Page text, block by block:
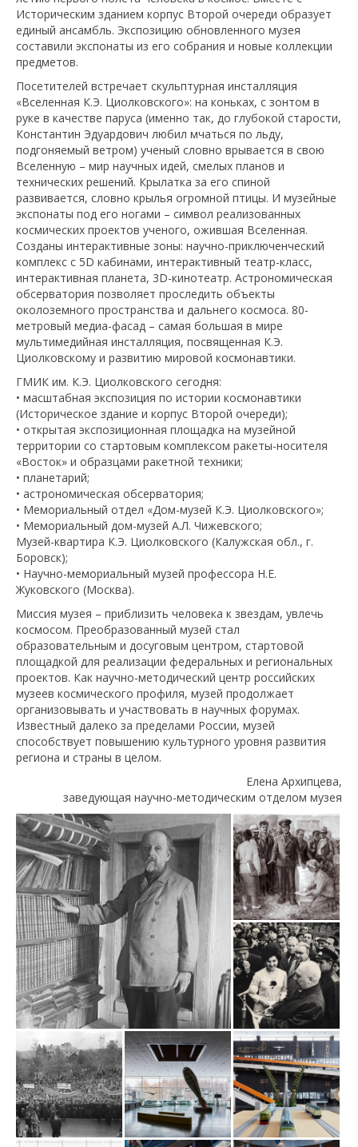
Историческим зданием корпус Второй очереди образует
единый ансамбль. Экспозицию обновленного музея
составили экспонаты из его собрания и новые коллекции
предметов.
Посетителей встречает скульптурная инсталляция
«Вселенная К.Э. Циолковского»: на коньках, с зонтом в
руке в качестве паруса (именно так, до глубокой старости,
Константин Эдуардович любил мчаться по льду,
подгоняемый ветром) ученый словно врывается в свою
Вселенную – мир научных идей, смелых планов и
технических решений. Крылатка за его спиной
развивается, словно крылья огромной птицы. И музейные
экспонаты под его ногами – символ реализованных
космических проектов ученого, ожившая Вселенная.
Созданы интерактивные зоны: научно-приключенческий
комплекс с 5D кабинами, интерактивный театр-класс,
интерактивная планета, 3D-кинотеатр. Астрономическая
обсерватория позволяет проследить объекты
околоземного пространства и дальнего космоса. 80-
метровый медиа-фасад – самая большая в мире
мультимедийная инсталляция, посвященная К.Э.
Циолковскому и развитию мировой космонавтики.
ГМИК им. К.Э. Циолковского сегодня:
• масштабная экспозиция по истории космонавтики
(Историческое здание и корпус Второй очереди);
• открытая экспозиционная площадка на музейной
территории со стартовым комплексом ракеты-носителя
«Восток» и образцами ракетной техники;
• планетарий;
• астрономическая обсерватория;
• Мемориальный отдел «Дом-музей К.Э. Циолковского»;
• Мемориальный дом-музей А.Л. Чижевского;
Музей-квартира К.Э. Циолковского (Калужская обл., г.
Боровск);
• Научно-мемориальный музей профессора Н.Е.
Жуковского (Москва).
Миссия музея – приблизить человека к звездам, увлечь
космосом. Преобразованный музей стал
образовательным и досуговым центром, стартовой
площадкой для реализации федеральных и региональных
проектов. Как научно-методический центр российских
музеев космического профиля, музей продолжает
организовывать и участвовать в научных форумах.
Известный далеко за пределами России, музей
способствует повышению культурного уровня развития
региона и страны в целом.
Елена Архипцева,
заведующая научно-методическим отделом музея